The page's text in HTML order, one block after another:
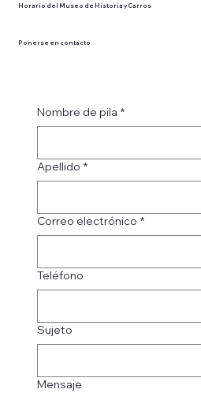
Horario del Museo de Historia y Carros
Ponerse en contacto
Nombre de pila *
Apellido *
Correo electrónico *
Teléfono
Sujeto
Mensaje